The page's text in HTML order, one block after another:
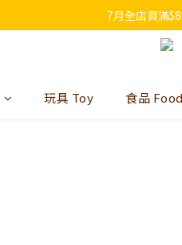
7月全店買滿
7月全店買滿
歡迎whatsapp查詢
玩具 Toy 食品 Food